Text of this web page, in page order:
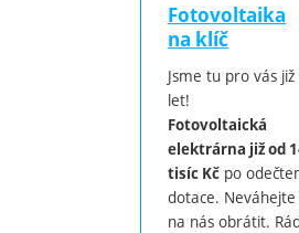
Fotovoltaika
na klíč
Jsme tu pro vás již
let!
Fotovoltaická
elektrárna již od
tisíc Kč po
dotace. Neváhejte
na nás obrátit.